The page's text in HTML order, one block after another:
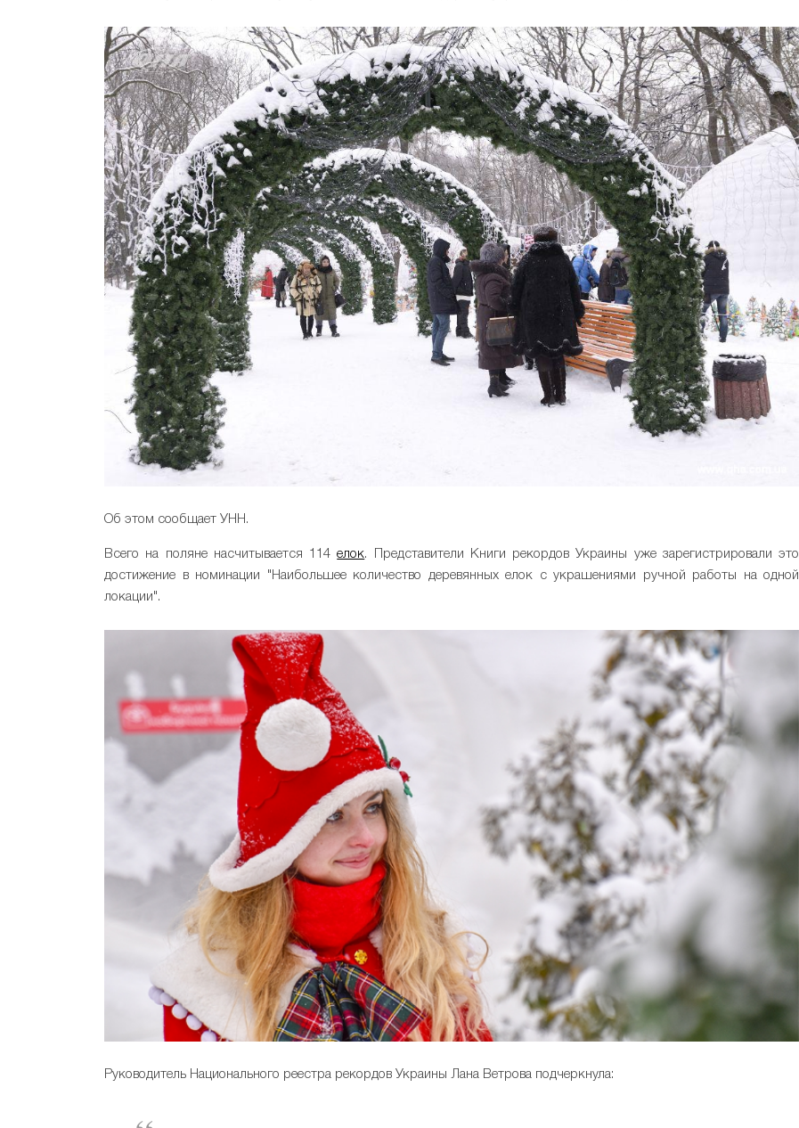
Об этом сообщает УНН.
Всего на поляне насчитывается 114елок. Представители Книги рекордов Украины уже зарегистрировали это
достижение в номинации "Наибольшее количество деревянных елок с украшениями ручной работы на одной
локации".
Руководитель Национального реестра рекордов Украины Лана Ветрова подчеркнула: